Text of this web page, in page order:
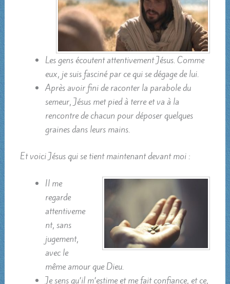
Les gens écoutent attentivement Jésus. Comme
eux, je suis fasciné par ce qui se dégage de lui.
Après avoir fini de raconter la parabole du
semeur, Jésus met pied à terre et va à la
rencontre de chacun pour déposer quelques
graines dans leurs mains.
Et voici Jésus qui se tient maintenant devant moi :
Il me
regarde
attentiveme
nt, sans
jugement,
avec le
même amour que Dieu.
Je sens qu’il m’estime et me fait confiance, et ce,